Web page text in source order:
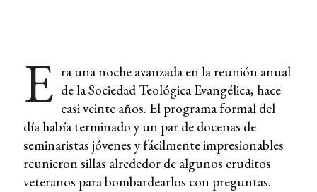
E ra una noche avanzada en la reunión anual
de la Sociedad Teológica Evangélica, hace
casi veinte años. El programa formal del
día había terminado y un par de docenas de
seminaristas jóvenes y fácilmente impresionables
reunieron sillas alrededor de algunos eruditos
veteranos para bombardearlos con preguntas.